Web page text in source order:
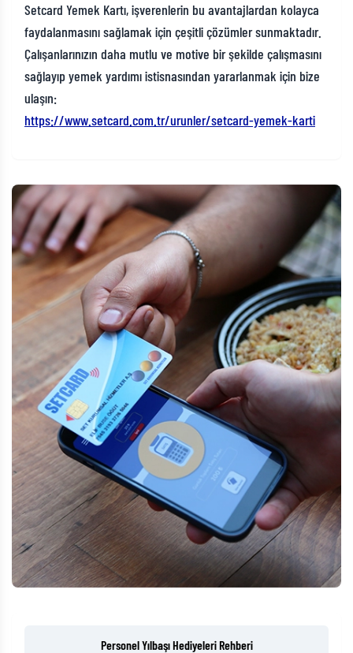
Setcard Yemek Kartı, işverenlerin bu avantajlardan kolayca
faydalanmasını sağlamak için çeşitli çözümler sunmaktadır.
Çalışanlarınızın daha mutlu ve motive bir şekilde çalışmasını
sağlayıp yemek yardımı istisnasından yararlanmak için bize
ulaşın:
https://www.setcard.com.tr/urunler/setcard-yemek-karti
Personel Yılbaşı Hediyeleri Rehberi